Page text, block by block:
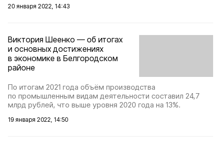
20 января 2022, 14:43
Виктория Шеенко — об итогах
и основных достижениях
в экономике в Белгородском
районе
По итогам 2021 года объём производства
по промышленным видам деятельности составил 24,7
млрд рублей, что выше уровня 2020 года на 13%.
19 января 2022, 14:50